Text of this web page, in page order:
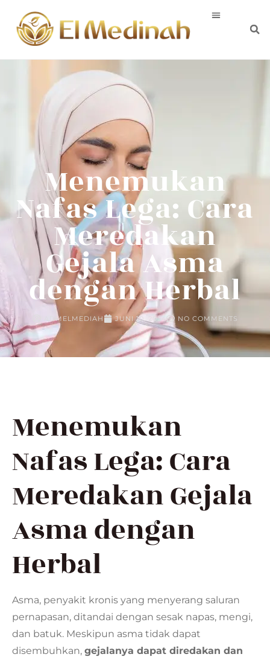
Menemukan
Nafas Lega: Cara
Meredakan
Gejala Asma
dengan Herbal
ADMELMEDIAH JUNI 10, 2024 NO COMMENTS
Menemukan
Nafas Lega: Cara
Meredakan Gejala
Asma dengan
Herbal
Asma, penyakit kronis yang menyerang saluran
pernapasan, ditandai dengan sesak napas, mengi,
dan batuk. Meskipun asma tidak dapat
disembuhkan, gejalanya dapat diredakan dan